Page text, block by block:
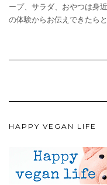
ープ、サラダ、おやつは身
の体験からお伝えできたら
HAPPY VEGAN LIFE